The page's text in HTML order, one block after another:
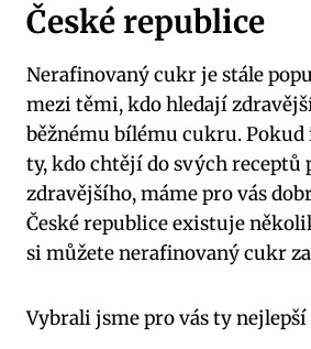
České republice
Nerafinovaný cukr je stále
mezi těmi, kdo hledají
běžnému bílému cukru.
ty, kdo chtějí do svých receptů
zdravějšího, máme pro vás
České republice existuje
si můžete nerafinovaný cukr
Vybrali jsme pro vás ty nejlepší